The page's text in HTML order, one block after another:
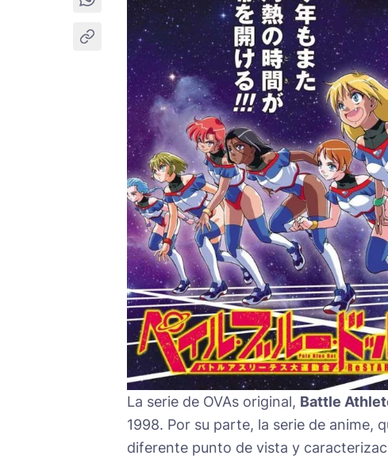
La serie de OVAs original, Battle
1998. Por su parte, la serie de anime,
diferente punto de vista y